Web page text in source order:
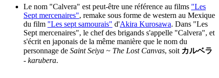
Le nom "Calvera" est peut-être une référence au films "Les
Sept mercenaires", remake sous forme de western au Mexique
du film "Les sept samourais" d'Akira Kurosawa. Dans "Les
Sept mercenaires", le chef des brigands s'appelle "Calvera", et
s'écrit en japonais de la même manière que le nom du
personnage de Saint Seiya ~ The Lost Canvas, soit カルベラ
- karubera.